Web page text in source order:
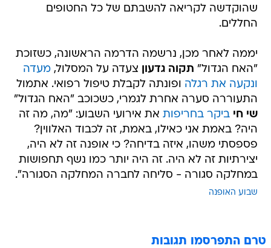
שהוקדשה לקריאה להשבתם של כל החטופים
החללים.
יממה לאחר מכן, נרשמה הדרמה הראשונה, כשזוכת
"האח הגדול" תקוה גדעון צעדה על המסלול,מעדה
ונקעה את רגלה ופונתה לקבלת טיפול רפואי. אתמול
התעוררה סערה אחרת לגמרי, כשכוכב "האח הגדול"
שי חי ביקר בחריפות את אירועי השבוע: "מה, מה זה
היה? באמת אני כאילו, באמת, זה לכבוד האלווין?
פספסתי משהו, איזה בדיחה? כי אופנה זה לא היה,
יצירתיות זה לא היה. זה היה יותר כמו נשף תחפושות
במחלקה סגורה - סליחה לחברה המחלקה הסגורה".
שבוע האופנה
טרם התפרסמו תגובות